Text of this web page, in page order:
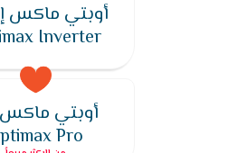
أوبتي ماكس
Inverter
أوبتي ماكس
Pro